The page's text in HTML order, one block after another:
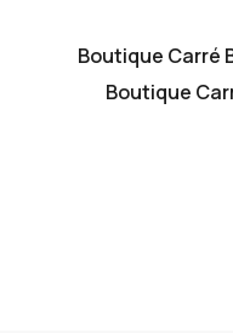
Boutique Carré
Boutique